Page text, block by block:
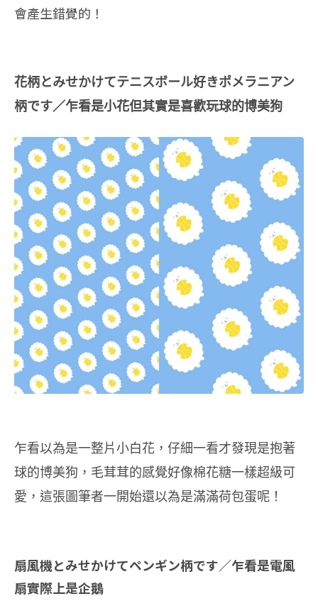
會產生錯覺的！
花柄とみせかけてテニスボール好きポメラニアン
柄です／乍看是小花但其實是喜歡玩球的博美狗
乍看以為是一整片小白花，仔細一看才發現是抱著
球的博美狗，毛茸茸的感覺好像棉花糖一樣超級可
愛，這張圖筆者一開始還以為是滿滿荷包蛋呢！
扇風機とみせかけてペンギン柄です／乍看是電風
扇實際上是企鵝